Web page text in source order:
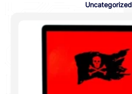
Uncategorized